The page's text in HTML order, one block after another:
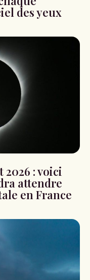
des yeux
2026 : voici
attendre
en France